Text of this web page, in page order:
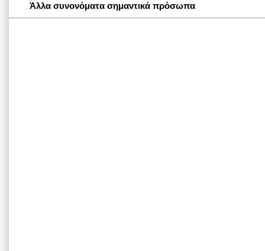
Άλλα συνονόματα σημαντικά πρόσωπα